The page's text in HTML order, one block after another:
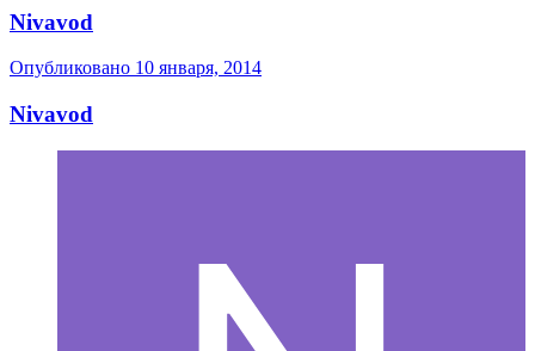
Nivavod
Опубликовано 10 января, 2014
Nivavod